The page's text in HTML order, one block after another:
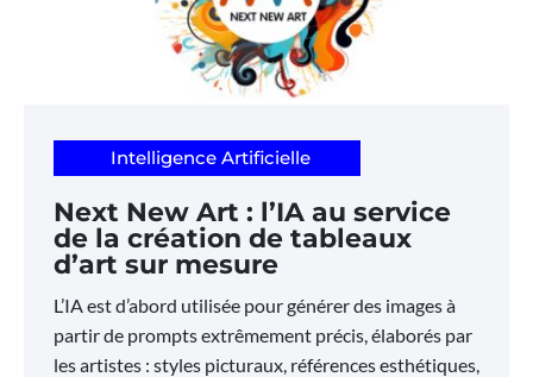
Intelligence Artificielle
Next New Art : l’IA au service
de la création de tableaux
d’art sur mesure
L’IA est d’abord utilisée pour générer des images à
partir de prompts extrêmement précis, élaborés par
les artistes : styles picturaux, références esthétiques,